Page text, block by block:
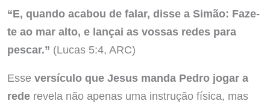
“E, quando acabou de falar, disse a Simão: Faze-
te ao mar alto, e lançai as vossas redes para
pescar.” (Lucas 5:4, ARC)
Esse versículo que Jesus manda Pedro jogar a
rederevela não apenas uma instrução física, mas